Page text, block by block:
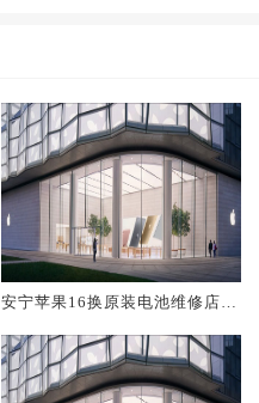
安宁苹果16换原装电池维修店大